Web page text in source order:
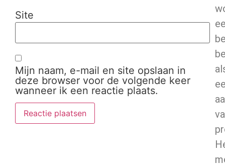
Site
Mijn naam, e-mail en site opslaan in
deze browser voor de volgende keer
wanneer ik een reactie plaats.